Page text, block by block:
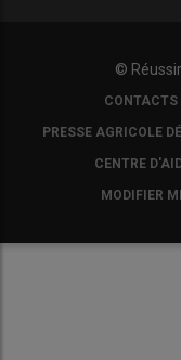
©
COPYRIGHTCONTACTS
PRESSE AGRICOLE
CENTRE
MODIFIER